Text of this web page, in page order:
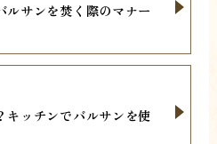
ルサンを焚く際のマナー
キッチンでバルサンを使